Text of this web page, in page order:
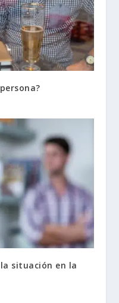
situación en la